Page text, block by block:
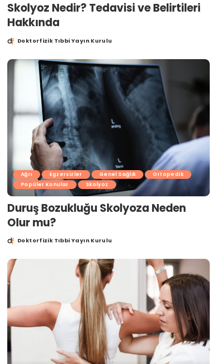
Skolyoz Nedir? Tedavisi ve Belirtileri
Hakkında
PostedDoktorfizik Tıbbi Yayın Kurulu
Ağrı Egzersizler Genel Sağlık
Ortopedik
Popüler Konular
Skolyoz
Duruş Bozukluğu Skolyoza Neden
Olur mu?
PostedDoktorfizik Tıbbi Yayın Kurulu